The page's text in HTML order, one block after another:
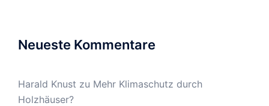
Neueste Kommentare
Harald Knust zu Mehr Klimaschutz durch
Holzhäuser?